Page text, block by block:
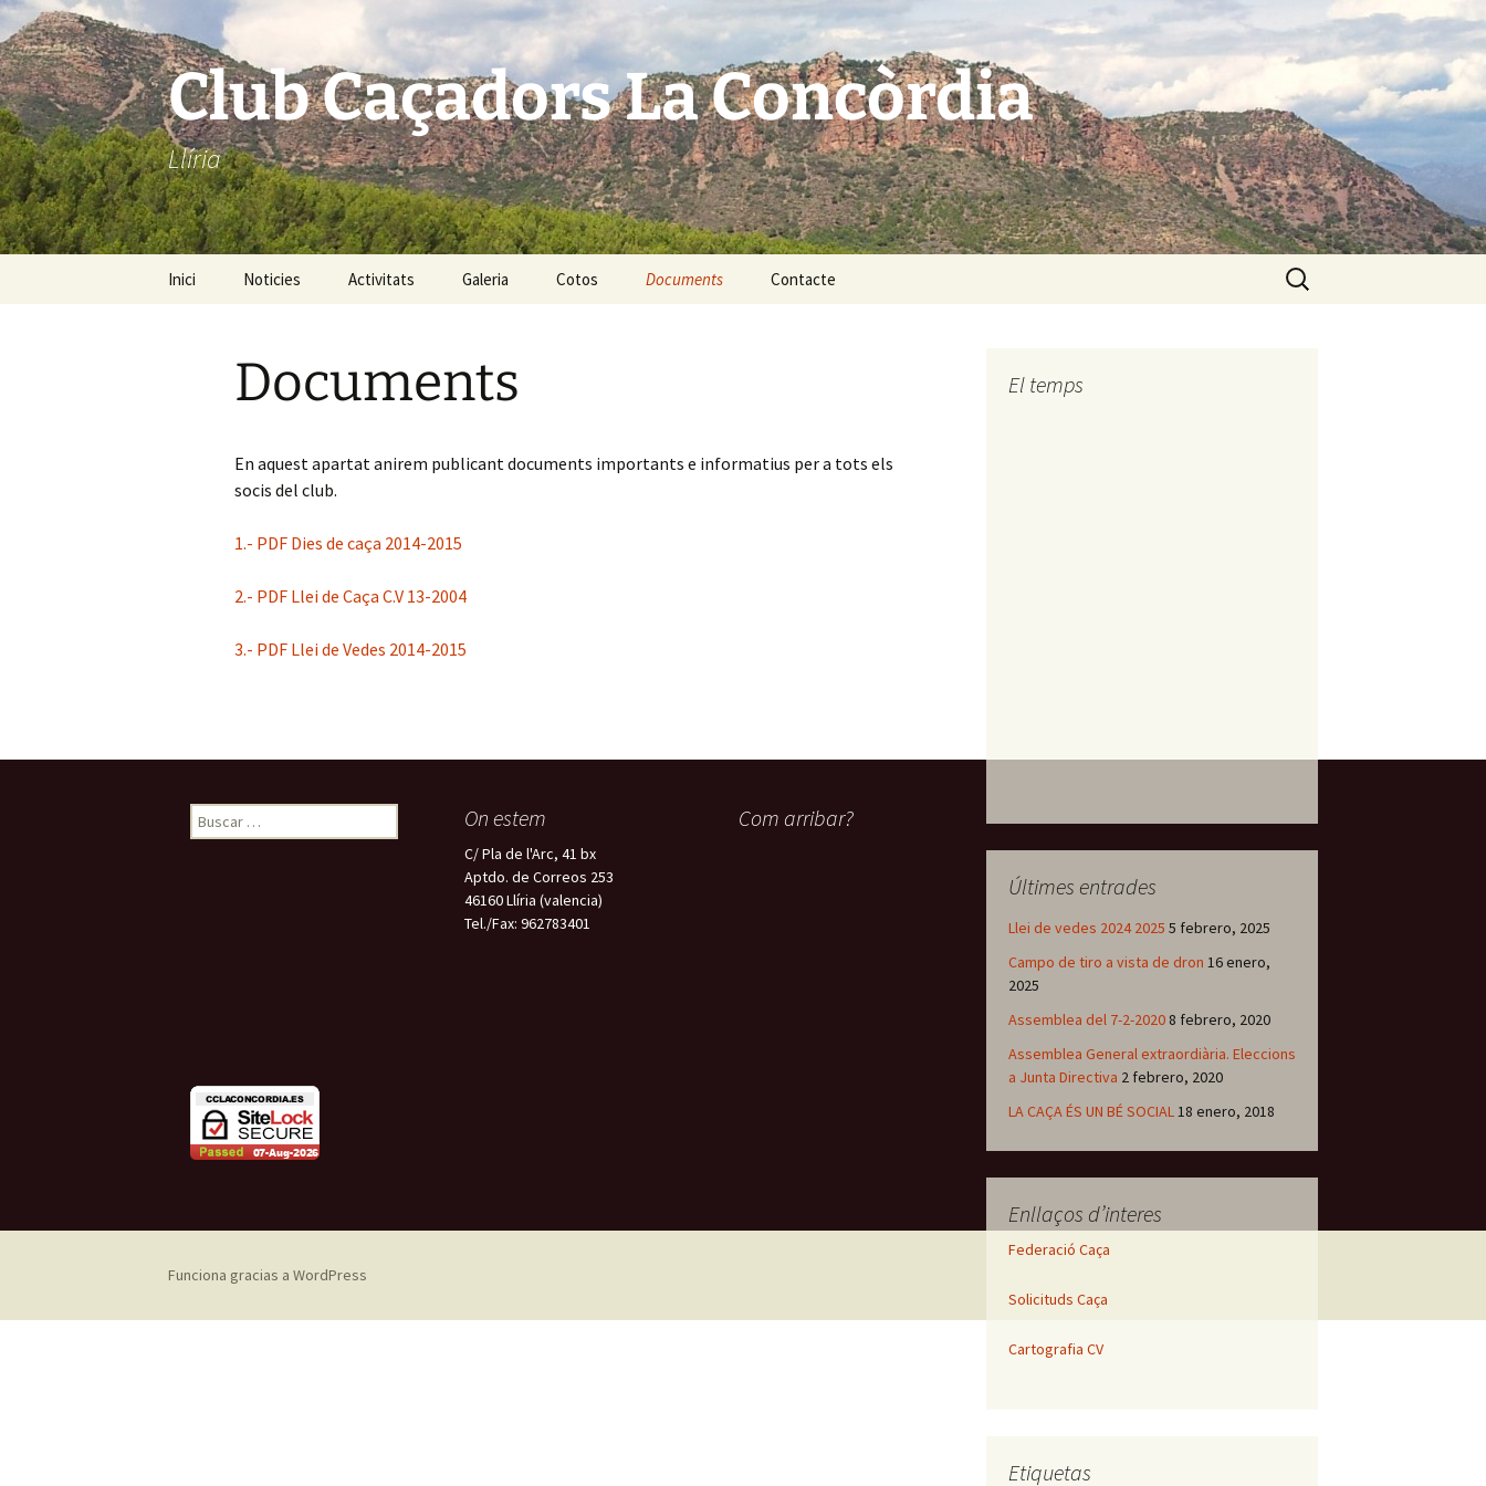
Saltar
al
contenido
Club Caçadors La Concòrdia
Llíria
Inici Noticies Activitats
Tir social
Esperes porc senglar
Galeria Cotos Documents Contacte
Buscar:
Documents
En aquest apartat anirem publicant documents importants e informatius per a tots els
socis del club.
1.- PDF Dies de caça 2014-2015
2.- PDF Llei de Caça C.V 13-2004
3.- PDF Llei de Vedes 2014-2015
El temps
Últimes entrades
Llei de vedes 2024 2025 5 febrero, 2025
Campo de tiro a vista de dron 16 enero,
2025
Assemblea del 7-2-20208 febrero, 2020
Assemblea General extraordiària. Eleccions
a Junta Directiva 2 febrero, 2020
LA CAÇA ÉS UN BÉ SOCIAL18 enero, 2018
Enllaços d’interes
Federació Caça
Solicituds Caça
Cartografia CV
Etiquetas
Buscar: On estem
C/ Pla de l'Arc, 41 bx
Aptdo. de Correos 253
46160 Llíria (valencia)
Tel./Fax: 962783401
Com arribar?
Funciona gracias a WordPress